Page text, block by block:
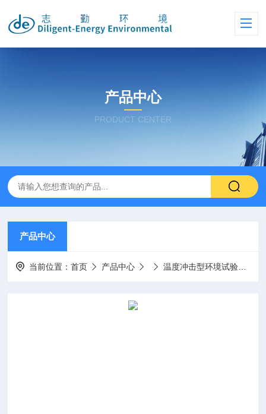
产品中心
PRODUCT CENTER
产品中心
当前位置：首页 产品中心 温度冲击型环境试验箱